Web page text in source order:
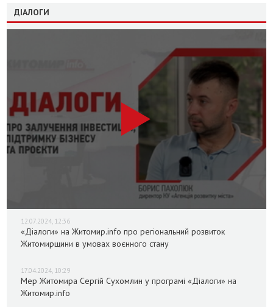
ДІАЛОГИ
12.07.2024, 12:36
«Діалоги» на Житомир.info про регіональний розвиток
Житомирщини в умовах воєнного стану
17.04.2024, 10:29
Мер Житомира Сергій Сухомлин у програмі «Діалоги» на
Житомир.info